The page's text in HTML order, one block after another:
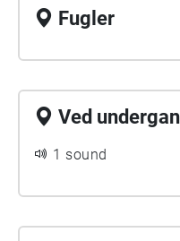
Fugler
Ved
1 sound